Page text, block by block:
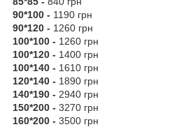
90*100 - 1190 грн
90*120 - 1260 грн
100*100 - 1260 грн
100*120 - 1400 грн
100*140 - 1610 грн
120*140 - 1890 грн
140*190 - 2940 грн
150*200 - 3270 грн
160*200 - 3500 грн